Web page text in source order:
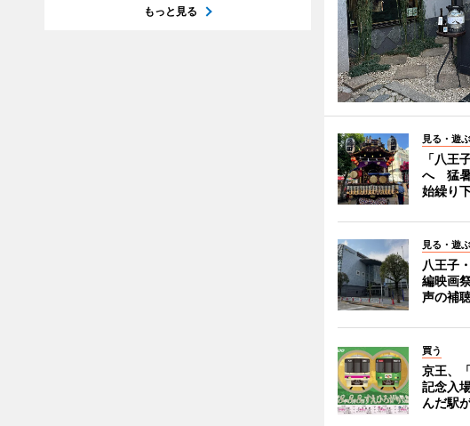
見る・遊ぶ
「八王
へ 猛暑
始繰り
見る・遊ぶ
八王子
編映画
声の補
買う
京王、
記念入
んだ駅
もっと見る